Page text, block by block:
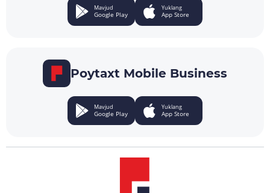
Mavjud
Google Play
Yuklang
App Store
Poytaxt Mobile Business
Mavjud
Google Play
Yuklang
App Store